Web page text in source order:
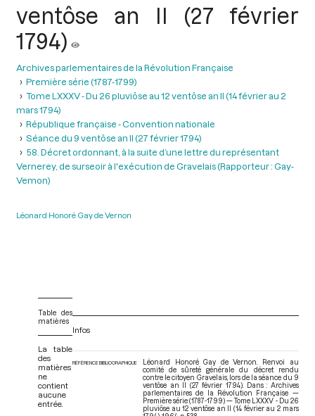
ventôse an II (27 février
1794)
Archives parlementaires de la Révolution Française
Première série (1787-1799)
Tome LXXXV - Du 26 pluviôse au 12 ventôse an II (14 février au 2
mars 1794)
République française - Convention nationale
Séance du 9 ventôse an II (27 février 1794)
58. Décret ordonnant, à la suite d’une lettre du représentant
Vernerey, de surseoir à l'exécution de Gravelais (Rapporteur : Gay-
Vemon)
Léonard Honoré Gay de Vernon
Table des
matières
La table
des
matières
ne
contient
aucune
entrée.
Infos
RÉFÉRENCE BIBLIOGRAPHIQUE
Léonard Honoré Gay de Vernon. Renvoi au
comité de sûreté générale du décret rendu
contre le citoyen Gravelais, lors de la séance du 9
ventôse an II (27 février 1794). Dans : Archives
parlementaires de la Révolution Française —
Première série (1787-1799) — Tome LXXXV - Du 26
pluviôse au 12 ventôse an II (14 février au 2 mars